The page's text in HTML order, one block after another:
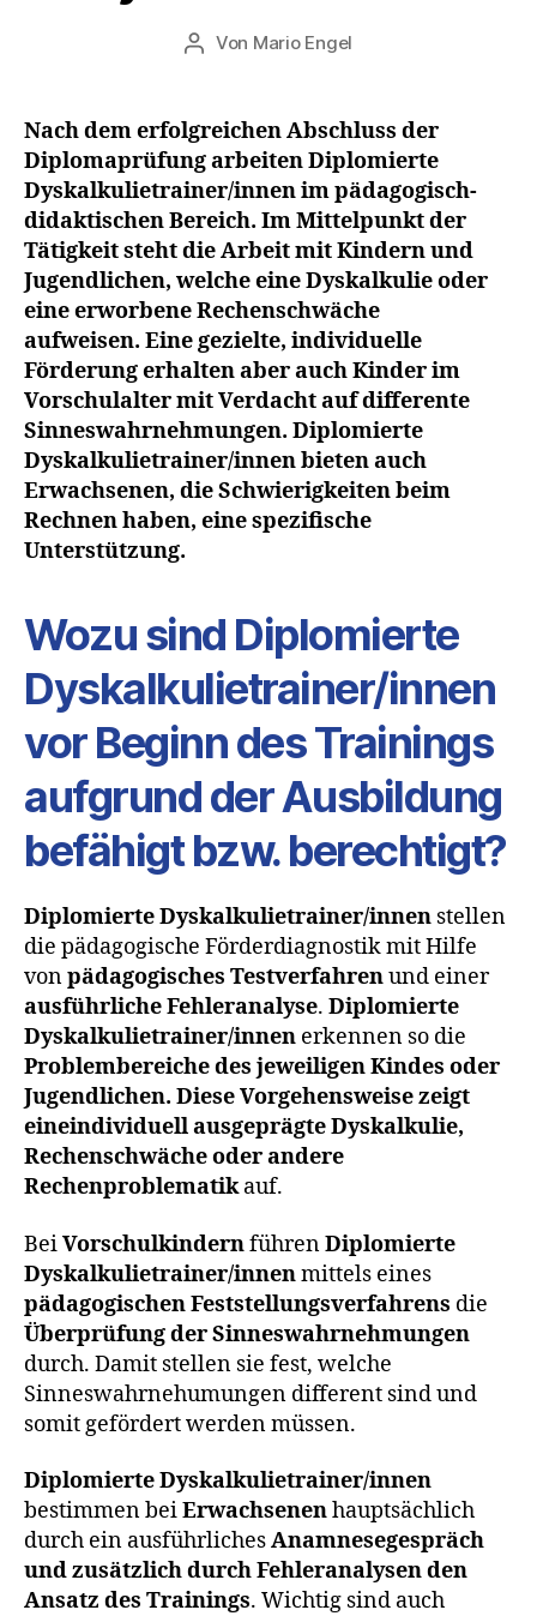
Beitragsautor
Von Mario EngelVeröffentlichungsdatum
li
2
0
Nach dem erfolgreichen Abschluss der
Diplomaprüfung arbeiten Diplomierte
Dyskalkulietrainer/innen im pädagogisch-
didaktischen Bereich. Im Mittelpunkt der
Tätigkeit steht die Arbeit mit Kindern und
Jugendlichen, welche eine Dyskalkulie oder
eine erworbene Rechenschwäche
aufweisen. Eine gezielte, individuelle
Förderung erhalten aber auch Kinder im
Vorschulalter mit Verdacht auf differente
Sinneswahrnehmungen. Diplomierte
Dyskalkulietrainer/innen bieten auch
Erwachsenen, die Schwierigkeiten beim
Rechnen haben, eine spezifische
Unterstützung.
Wozu sind Diplomierte
Dyskalkulietrainer/innen
vor Beginn des Trainings
aufgrund der Ausbildung
befähigt bzw. berechtigt?
Diplomierte Dyskalkulietrainer/innen stellen
die pädagogische Förderdiagnostik mit Hilfe
vonpädagogisches Testverfahrenund einer
ausführliche Fehleranalyse. Diplomierte
Dyskalkulietrainer/innen erkennen so die
Problembereiche des jeweiligen Kindes oder
Jugendlichen. Diese Vorgehensweise zeigt
eineindividuell ausgeprägte Dyskalkulie,
Rechenschwäche oder andere
Rechenproblematikauf.
BeiVorschulkindernführenDiplomierte
Dyskalkulietrainer/innenmittels eines
pädagogischen Feststellungsverfahrens die
Überprüfung der Sinneswahrnehmungen
durch. Damit stellen sie fest, welche
Sinneswahrnehumungen different sind und
somit gefördert werden müssen.
Diplomierte Dyskalkulietrainer/innen
bestimmen beiErwachsenenhauptsächlich
durch ein ausführlichesAnamnesegespräch
und zusätzlich durch Fehleranalysen den
Ansatz des Trainings. Wichtig sind auch